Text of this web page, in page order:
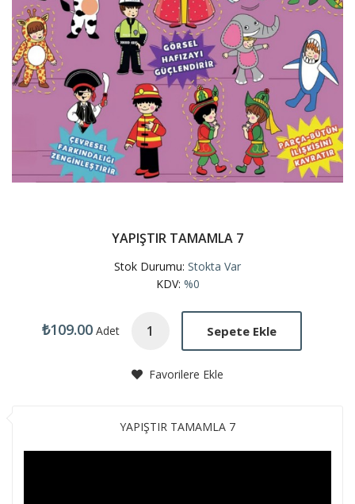
YAPIŞTIR TAMAMLA 7
Stok Durumu: Stokta Var
KDV: %0
₺109.00 Adet Sepete Ekle
Favorilere Ekle
YAPIŞTIR TAMAMLA 7